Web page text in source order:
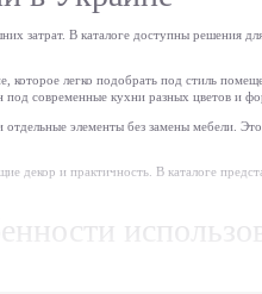
затрат. В каталоге доступны решения
легко подобрать под стиль
современные кухни разных цветов и
элементы без замены мебели.
декор и практичность. В каталоге